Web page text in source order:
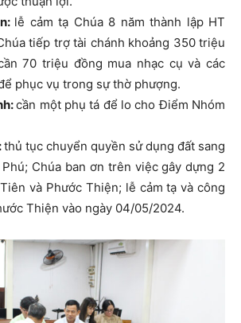
lễ cảm tạ Chúa 8 năm thành lập HT
tiếp trợ tài chánh khoảng 350 triệu
70 triệu đồng mua nhạc cụ và các
phục vụ trong sự thờ phượng.
cần một phụ tá để lo cho Điểm Nhóm
thủ tục chuyển quyền sử dụng đất sang
Chúa ban ơn trên việc gây dựng 2
và Phước Thiện; lễ cảm tạ và công
Thiện vào ngày 04/05/2024.